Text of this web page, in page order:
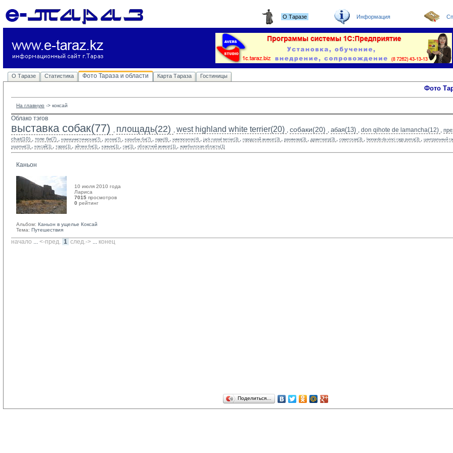
О Таразе Информация
О Таразе Статистика Фото Тараза и области Карта Тараза Гостиницы
Фото
На главную -> коксай
Облако тэгов
выставка собак(77) , площадь(22) , west highland white terrier(20) , собаки(20) , абая(13) , don qihote de lamancha(12) ,
chat(10) , толе би(7) , коммунистическая(7) , аллея(7) , казыбек би(7) , парк(6) , химпоселок(4) , jack russel terrier(3) , городской акимат(3) , рахимова(3) , драмтеатр(3) , советская(3) , leonardo da vinci rags puma(3) , центральный
ущелье(1) , коксай(1) , тараз(1) , айтеке би(1) , каньон(1) , гаи(1) , областной акимат(1) , жамбылская область(1)
Каньон
10 июля 2010 года
Лариса
7015 просмотров
0 рейтинг
Альбом: Каньон в ущелье Коксай
Тема: Путешествия
начало ... <-пред. 1 след.-> ... конец
Поделиться…